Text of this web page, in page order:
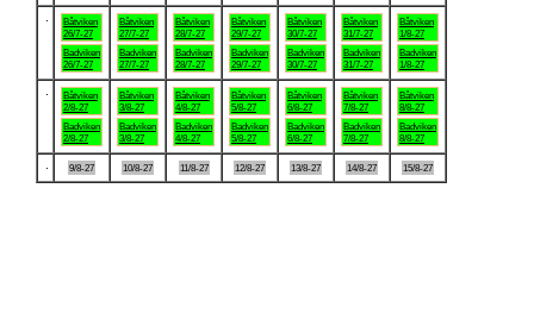
Båtviken
26/7-27
Badviken
26/7-27
Båtviken
27/7-27
Badviken
27/7-27
Båtviken
28/7-27
Badviken
28/7-27
Båtviken
29/7-27
Badviken
29/7-27
Båtviken
30/7-27
Badviken
30/7-27
Båtviken
31/7-27
Badviken
31/7-27
Båtviken
1/8-27
Badviken
1/8-27
Båtviken
2/8-27
Badviken
2/8-27
Båtviken
3/8-27
Badviken
3/8-27
Båtviken
4/8-27
Badviken
4/8-27
Båtviken
5/8-27
Badviken
5/8-27
Båtviken
6/8-27
Badviken
6/8-27
Båtviken
7/8-27
Badviken
7/8-27
Båtviken
8/8-27
Badviken
8/8-27
9/8-27 10/8-27 11/8-27 12/8-27 13/8-27 14/8-27 15/8-27